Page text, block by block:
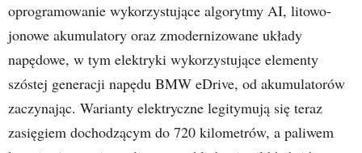
oprogramowanie wykorzystujące algorytmy AI, litowo-
jonowe akumulatory oraz zmodernizowane układy
napędowe, w tym elektryki wykorzystujące elementy
szóstej generacji napędu BMW eDrive, od akumulatorów
zaczynając. Warianty elektryczne legitymują się teraz
zasięgiem dochodzącym do 720 kilometrów, a paliwem